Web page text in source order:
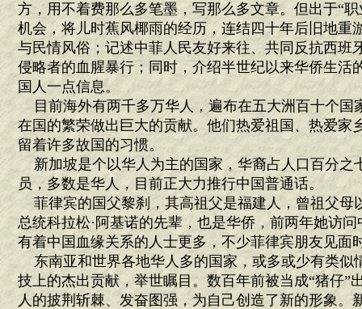
方，用不着费那么多笔墨，写那么多文章。但出于“
机会，将儿时蕉风椰雨的经历，连结四十年后旧地重
与民情风俗；记述中菲人民友好来往、共同反抗西班
侵略者的血腥暴行；同时，介绍半世纪以来华侨生活
国人一点信息。
目前海外有两千多万华人，遍布在五大洲百十个国
在国的繁荣做出巨大的贡献。他们热爱祖国、热爱家
留着许多故国的习惯。
新加坡是个以华人为主的国家，华裔占人口百分之
员，多数是华人，目前正大力推行中国普通话。
菲律宾的国父黎刹，其高祖父是福建人，曾祖父母
总统科拉松·阿基诺的先辈，也是华侨，前两年她访
有着中国血缘关系的人士更多，不少菲律宾朋友见面
东南亚和世界各地华人多的国家，或多或少有类似
技上的杰出贡献，举世瞩目。数百年前被当成“猪仔”
人的披荆斩棘、发奋图强，为自己创造了新的形象。